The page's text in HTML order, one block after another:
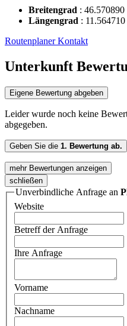
Breitengrad : 46.570890
Längengrad : 11.564710
RoutenplanerKontakt
Unterkunft
Eigene Bewertung abgeben
Leider wurde noch keine
abgegeben.
Geben Sie die 1. Bewertung ab.
mehr Bewertungen anzeigen
schließen
Unverbindliche Anfrage an
Website
Betreff der Anfrage
Ihre Anfrage
Vorname
Nachname